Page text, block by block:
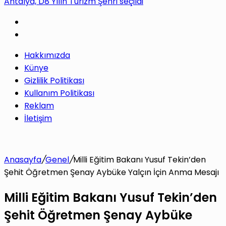
yap
...
Hakkımızda
Künye
Gizlilik Politikası
Kullanım Politikası
Reklam
İletişim
Anasayfa/Genel/Milli Eğitim Bakanı Yusuf Tekin’den
Şehit Öğretmen Şenay Aybüke Yalçın İçin Anma Mesajı
Milli Eğitim Bakanı Yusuf Tekin’den
Şehit Öğretmen Şenay Aybüke